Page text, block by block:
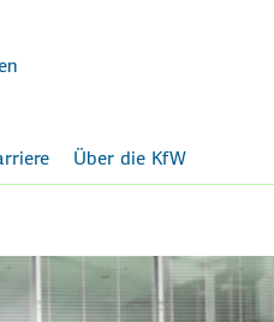
Über die KfW